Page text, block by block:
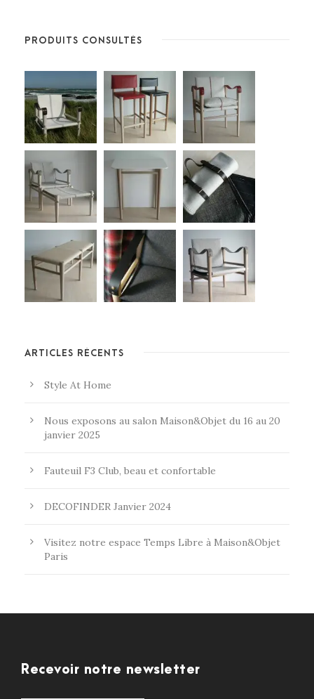
PRODUITS CONSULTÉS
ARTICLES RÉCENTS
Style At Home
Nous exposons au salon Maison&Objet du 16 au 20
janvier 2025
Fauteuil F3 Club, beau et confortable
DECOFINDER Janvier 2024
Visitez notre espace Temps Libre à Maison&Objet
Paris
Recevoir notre newsletter